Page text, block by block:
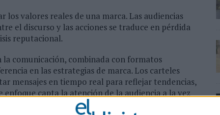
valores reales de una marca. Las audiencias
el discurso y las acciones se traduce en pérdida
reputacional.
comunicación, combinada con formatos
en las estrategias de marca. Los carteles
mensajes en tiempo real para reflejar tendencias,
capta la atención de la audiencia a la vez
y en sintonía con su público.